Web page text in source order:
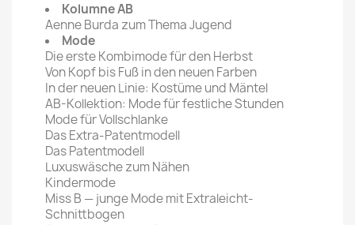
Kolumne AB
Aenne Burda zum Thema Jugend
Mode
Die erste Kombimode für den Herbst
Von Kopf bis Fuß in den neuen Farben
In der neuen Linie: Kostüme und Mäntel
AB-Kollektion: Mode für festliche Stunden
Mode für Vollschlanke
Das Extra-Patentmodell
Das Patentmodell
Luxuswäsche zum Nähen
Kindermode
Miss B — junge Mode mit Extraleicht-
Schnittbogen